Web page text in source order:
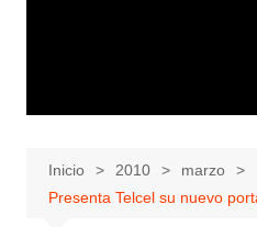
Inicio 2010
marzo
Presenta Telcel su nuevo